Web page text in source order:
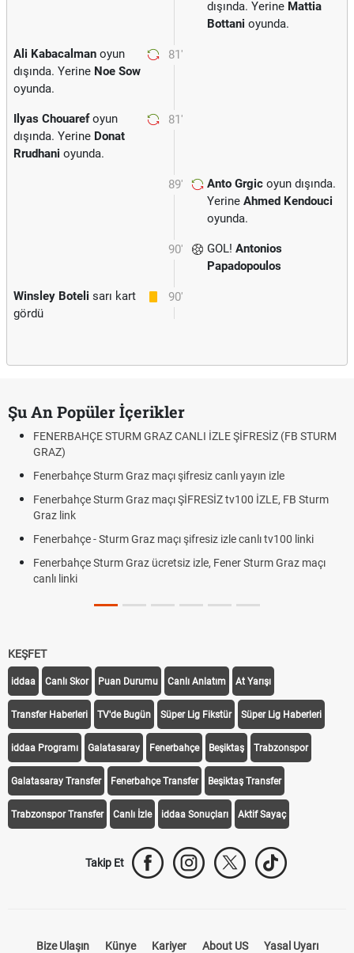
dışında. Yerine Mattia
Bottani oyunda.
81'
Ali Kabacalman oyun
dışında. Yerine Noe Sow
oyunda.
81'
Ilyas Chouarefoyun
dışında. Yerine Donat
Rrudhani oyunda.
89' Anto Grgic oyun dışında.
Yerine Ahmed Kendouci
oyunda.
90' GOL! Antonios
Papadopoulos
90'
Winsley Boteli sarı kart
gördü
Şu An Popüler İçerikler
FENERBAHÇE STURM GRAZ CANLI İZLE ŞİFRESİZ (FB STURM
GRAZ)
Fenerbahçe Sturm Graz maçı şifresiz canlı yayın izle
Fenerbahçe Sturm Graz maçı ŞİFRESİZ tv100 İZLE, FB Sturm
Graz link
Fenerbahçe - Sturm Graz maçı şifresiz izle canlı tv100 linki
Fenerbahçe Sturm Graz ücretsiz izle, Fener Sturm Graz maçı
canlı linki
KEŞFET
iddaa Canlı Skor Puan Durumu Canlı Anlatım At Yarışı
Transfer Haberleri TV'de Bugün Süper Lig Fikstür Süper Lig Haberleri
iddaa Programı Galatasaray Fenerbahçe Beşiktaş Trabzonspor
Galatasaray Transfer Fenerbahçe Transfer Beşiktaş Transfer
Trabzonspor Transfer Canlı İzle iddaa Sonuçları Aktif Sayaç
Takip Et
Bize Ulaşın Künye Kariyer About US Yasal Uyarı